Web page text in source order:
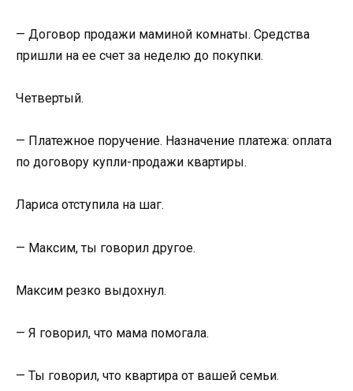
— Договор продажи маминой комнаты. Средства
пришли на ее счет за неделю до покупки.
Четвертый.
— Платежное поручение. Назначение платежа: оплата
по договору купли-продажи квартиры.
Лариса отступила на шаг.
— Максим, ты говорил другое.
Максим резко выдохнул.
— Я говорил, что мама помогала.
— Ты говорил, что квартира от вашей семьи.